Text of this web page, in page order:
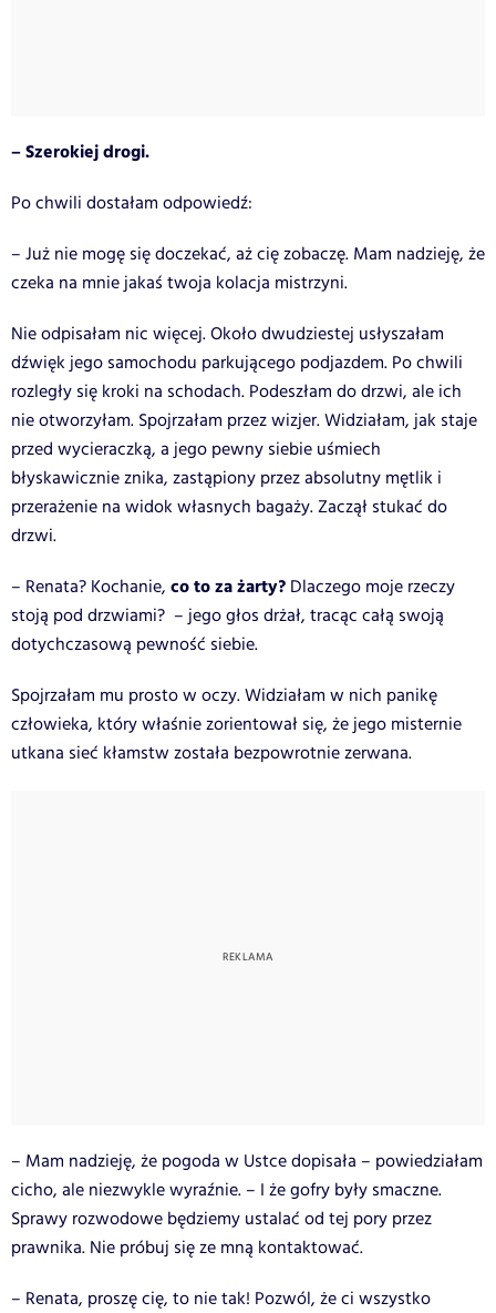
– Szerokiej drogi.
Po chwili dostałam odpowiedź:
– Już nie mogę się doczekać, aż cię zobaczę. Mam nadzieję, że
czeka na mnie jakaś twoja kolacja mistrzyni.
Nie odpisałam nic więcej. Około dwudziestej usłyszałam
dźwięk jego samochodu parkującego podjazdem. Po chwili
rozległy się kroki na schodach. Podeszłam do drzwi, ale ich
nie otworzyłam. Spojrzałam przez wizjer. Widziałam, jak staje
przed wycieraczką, a jego pewny siebie uśmiech
błyskawicznie znika, zastąpiony przez absolutny mętlik i
przerażenie na widok własnych bagaży. Zaczął stukać do
drzwi.
– Renata? Kochanie, co to za żarty? Dlaczego moje rzeczy
stoją pod drzwiami? – jego głos drżał, tracąc całą swoją
dotychczasową pewność siebie.
Spojrzałam mu prosto w oczy. Widziałam w nich panikę
człowieka, który właśnie zorientował się, że jego misternie
utkana sieć kłamstw została bezpowrotnie zerwana.
– Mam nadzieję, że pogoda w Ustce dopisała – powiedziałam
cicho, ale niezwykle wyraźnie. – I że gofry były smaczne.
Sprawy rozwodowe będziemy ustalać od tej pory przez
prawnika. Nie próbuj się ze mną kontaktować.
– Renata, proszę cię, to nie tak! Pozwól, że ci wszystko